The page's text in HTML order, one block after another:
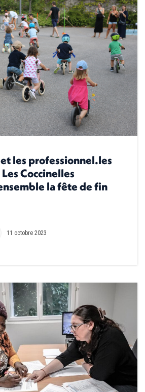
les professionnel.les
Coccinelles
la fête de fin
11 octobre 2023